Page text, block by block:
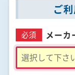
ご
必須 メーカ